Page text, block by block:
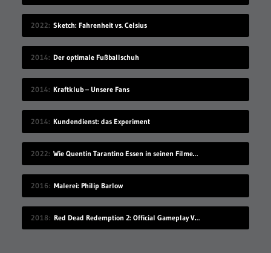
2022 Sketch: Fahrenheit vs. Celsius
2014 Der optimale Fußballschuh
2014 Kraftklub – Unsere Fans
2014 Kundendienst: das Experiment
2022 Wie Quentin Tarantino Essen in seinen Filmen einsetzt
2016 Malerei: Philip Barlow
2018 Red Dead Redemption 2: Official Gameplay Video